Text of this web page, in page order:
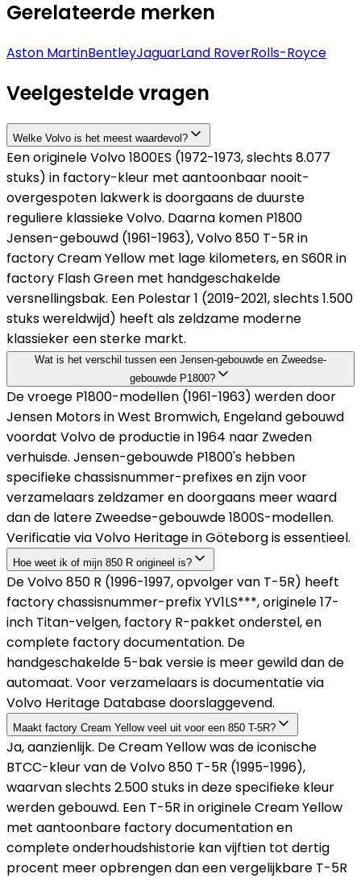
Gerelateerde merken
Aston MartinBentleyJaguarLand RoverRolls-Royce
Veelgestelde vragen
Welke Volvo is het meest waardevol?
Een originele Volvo 1800ES (1972-1973, slechts 8.077
stuks) in factory-kleur met aantoonbaar nooit-
overgespoten lakwerk is doorgaans de duurste
reguliere klassieke Volvo. Daarna komen P1800
Jensen-gebouwd (1961-1963), Volvo 850 T-5R in
factory Cream Yellow met lage kilometers, en S60R in
factory Flash Green met handgeschakelde
versnellingsbak. Een Polestar 1 (2019-2021, slechts 1.500
stuks wereldwijd) heeft als zeldzame moderne
klassieker een sterke markt.
Wat is het verschil tussen een Jensen-gebouwde en Zweedse-
gebouwde P1800?
De vroege P1800-modellen (1961-1963) werden door
Jensen Motors in West Bromwich, Engeland gebouwd
voordat Volvo de productie in 1964 naar Zweden
verhuisde. Jensen-gebouwde P1800's hebben
specifieke chassisnummer-prefixes en zijn voor
verzamelaars zeldzamer en doorgaans meer waard
dan de latere Zweedse-gebouwde 1800S-modellen.
Verificatie via Volvo Heritage in Göteborg is essentieel.
Hoe weet ik of mijn 850 R origineel is?
De Volvo 850 R (1996-1997, opvolger van T-5R) heeft
factory chassisnummer-prefix YV1LS***, originele 17-
inch Titan-velgen, factory R-pakket onderstel, en
complete factory documentation. De
handgeschakelde 5-bak versie is meer gewild dan de
automaat. Voor verzamelaars is documentatie via
Volvo Heritage Database doorslaggevend.
Maakt factory Cream Yellow veel uit voor een 850 T-5R?
Ja, aanzienlijk. De Cream Yellow was de iconische
BTCC-kleur van de Volvo 850 T-5R (1995-1996),
waarvan slechts 2.500 stuks in deze specifieke kleur
werden gebouwd. Een T-5R in originele Cream Yellow
met aantoonbare factory documentation en
complete onderhoudshistorie kan vijftien tot dertig
procent meer opbrengen dan een vergelijkbare T-5R